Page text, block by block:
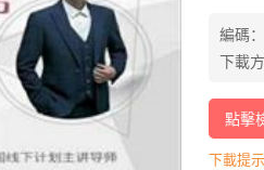
編碼：
下載方
點擊
下載提